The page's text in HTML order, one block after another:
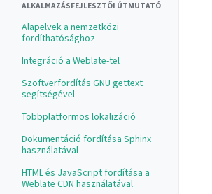
ALKALMAZÁSFEJLESZTŐI ÚTMUTATÓ
Alapelvek a nemzetközi
fordíthatósághoz
Integráció a Weblate-tel
Szoftverfordítás GNU gettext
segítségével
Többplatformos lokalizáció
Dokumentáció fordítása Sphinx
használatával
HTML és JavaScript fordítása a
Weblate CDN használatával